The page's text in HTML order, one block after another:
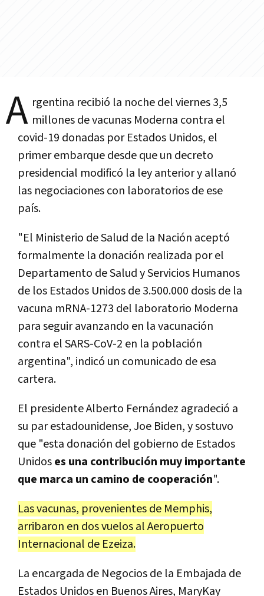
A rgentina recibió la noche del viernes 3,5
millones de vacunas Moderna contra el
covid-19 donadas por Estados Unidos, el
primer embarque desde que un decreto
presidencial modificó la ley anterior y allanó
las negociaciones con laboratorios de ese
país.
"El Ministerio de Salud de la Nación aceptó
formalmente la donación realizada por el
Departamento de Salud y Servicios Humanos
de los Estados Unidos de 3.500.000 dosis de la
vacuna mRNA-1273 del laboratorio Moderna
para seguir avanzando en la vacunación
contra el SARS-CoV-2 en la población
argentina", indicó un comunicado de esa
cartera.
El presidente Alberto Fernández agradeció a
su par estadounidense, Joe Biden, y sostuvo
que "esta donación del gobierno de Estados
Unidoses una contribución muy importante
que marca un camino de cooperación".
Las vacunas, provenientes de Memphis,
arribaron en dos vuelos al Aeropuerto
Internacional de Ezeiza.
La encargada de Negocios de la Embajada de
Estados Unidos en Buenos Aires, MaryKay